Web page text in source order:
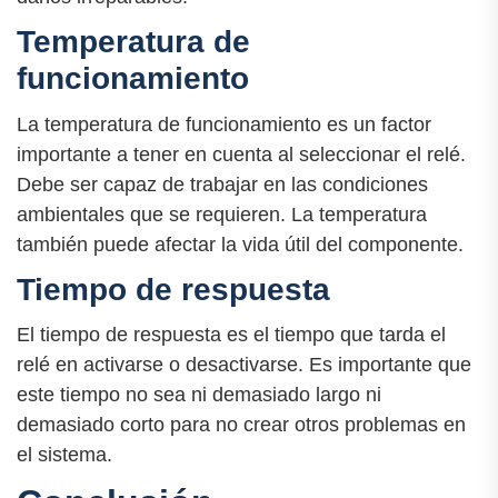
Temperatura de
funcionamiento
La temperatura de funcionamiento es un factor
importante a tener en cuenta al seleccionar el relé.
Debe ser capaz de trabajar en las condiciones
ambientales que se requieren. La temperatura
también puede afectar la vida útil del componente.
Tiempo de respuesta
El tiempo de respuesta es el tiempo que tarda el
relé en activarse o desactivarse. Es importante que
este tiempo no sea ni demasiado largo ni
demasiado corto para no crear otros problemas en
el sistema.